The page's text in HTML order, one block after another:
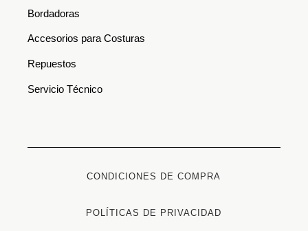
Bordadoras
Accesorios para Costuras
Repuestos
Servicio Técnico
CONDICIONES DE COMPRA
POLÍTICAS DE PRIVACIDAD